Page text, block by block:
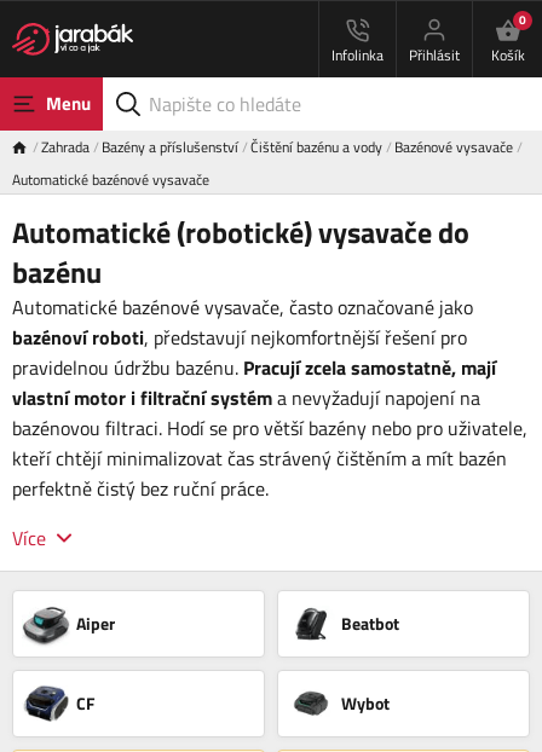
Infolinka Přihlásit
0
Košík
Menu
Zahrada Bazény a příslušenství Čištění bazénu a vody Bazénové vysavače
Automatické bazénové vysavače
Automatické (robotické) vysavače do
bazénu
Automatické bazénové vysavače, často označované jako
bazénoví roboti, představují nejkomfortnější řešení pro
pravidelnou údržbu bazénu. Pracují zcela samostatně, mají
vlastní motor i filtrační systéma nevyžadují napojení na
bazénovou filtraci. Hodí se pro větší bazény nebo pro uživatele,
kteří chtějí minimalizovat čas strávený čištěním a mít bazén
perfektně čistý bez ruční práce.
Více
Aiper Beatbot
CF Wybot